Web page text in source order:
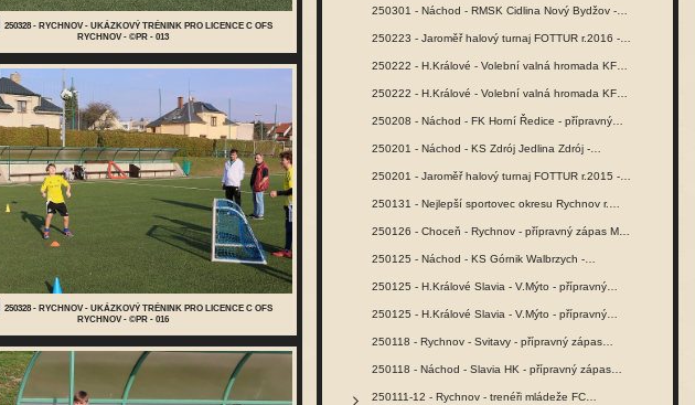
250328 - RYCHNOV - UKÁZKOVÝ TRÉNINK PRO LICENCE C OFS
RYCHNOV - ©PR - 013
250328 - RYCHNOV - UKÁZKOVÝ TRÉNINK PRO LICENCE C OFS
RYCHNOV - ©PR - 016
250301 - Náchod - RMSK Cidlina Nový Bydžov -…
250223 - Jaroměř halový turnaj FOTTUR r.2016 -…
250222 - H.Králové - Volební valná hromada KFS…
250222 - H.Králové - Volební valná hromada KFS…
250208 - Náchod - FK Horní Ředice - přípravný…
250201 - Náchod - KS Zdrój Jedlina Zdrój -…
250201 - Jaroměř halový turnaj FOTTUR r.2015 -…
250131 - Nejlepší sportovec okresu Rychnov r.…
250126 - Choceň - Rychnov - přípravný zápas MŽ -…
250125 - Náchod - KS Górnik Walbrzych -…
250125 - H.Králové Slavia - V.Mýto - přípravný…
250125 - H.Králové Slavia - V.Mýto - přípravný…
250118 - Rychnov - Svitavy - přípravný zápas…
250118 - Náchod - Slavia HK - přípravný zápas…
250111-12 - Rychnov - trenéři mládeže FC…